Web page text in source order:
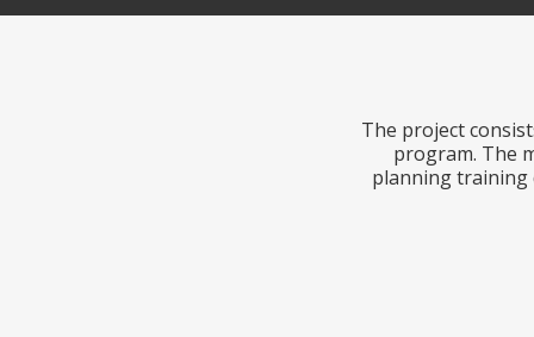
The project
program. The
planning training